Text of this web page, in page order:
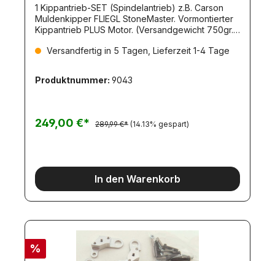
1 Kippantrieb-SET (Spindelantrieb) z.B. Carson
Muldenkipper FLIEGL StoneMaster. Vormontierter
Kippantrieb PLUS Motor. (Versandgewicht 750gr.).
für den Muldenauflieger FLIEGL StoneMaster von
8536).Ebenso zum Betrieb der Kippfunktion des
Zentralachs-Anhängers (Artikel 11354)
Versandfertig in 5 Tagen, Lieferzeit 1-4 Tage
Produktnummer: 9043
249,00 €* 289,99 €* (14.13% gespart)
In den Warenkorb
%